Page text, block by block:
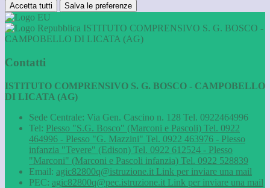
Accetta tutti Salva le preferenze
ISTITUTO COMPRENSIVO S. G. BOSCO -
CAMPOBELLO DI LICATA (AG)
Contatti
ISTITUTO COMPRENSIVO S. G. BOSCO - CAMPOBELLO
DI LICATA (AG)
Sede Centrale: Via Gen. Cascino n. 128 Tel. 0922464996
Tel: Plesso "S.G. Bosco" (Marconi e Pascoli) Tel. 0922
464996 - Plesso "G. Mazzini" Tel. 0922 463976 - Plesso
infanzia "Tevere" (Edison) Tel. 0922 612524 - Plesso
"Marconi" (Marconi e Pascoli infanzia) Tel. 0922 528839
Email: agic82800q@istruzione.it Link per inviare una mail
PEC: agic82800q@pec.istruzione.it Link per inviare una mail